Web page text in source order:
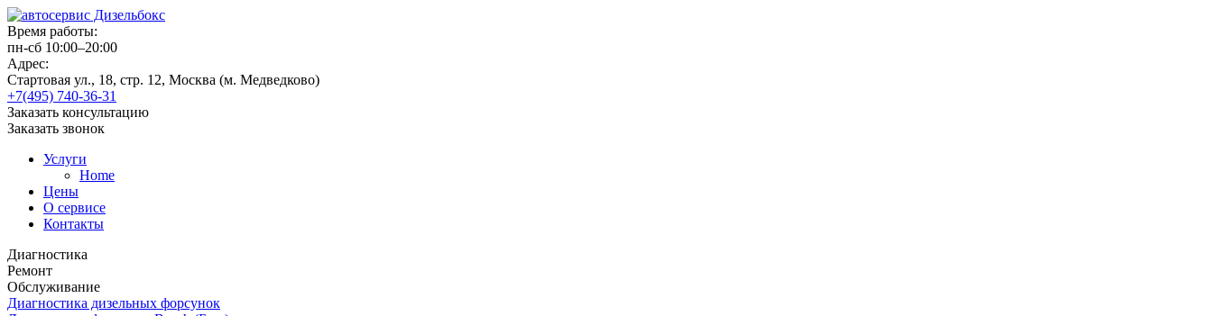
Время работы:
пн-сб 10:00–20:00
Адрес:
Стартовая ул., 18, стр. 12, Москва (м. Медведково)
+7(495) 740-36-31
Заказать консультацию
Заказать звонок
Услуги
Home
Цены
О сервисе
Контакты
Диагностика
Ремонт
Обслуживание
Диагностика дизельных форсунок